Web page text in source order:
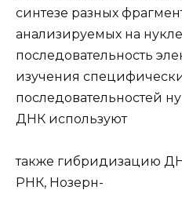
синтезе разных
анализируемых на
последовательность
изучения
последовательностей
ДНК используют
также гибридизацию
РНК, Нозерн-